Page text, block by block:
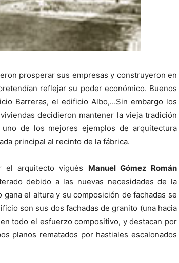
prosperar sus empresas y construyeron en
reflejar su poder económico. Buenos
Barreras, el edificio Albo,…Sin embargo los
decidieron mantener la vieja tradición
de los mejores ejemplos de arquitectura
principal al recinto de la fábrica.
el arquitecto vigués Manuel Gómez Román
debido a las nuevas necesidades de la
el altura y su composición de fachadas se
son sus dos fachadas de granito (una hacia
todo el esfuerzo compositivo, y destacan por
planos rematados por hastiales escalonados